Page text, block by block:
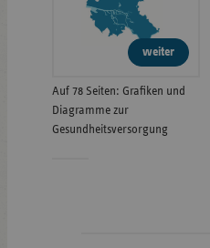
weiter
Auf 78 Seiten: Grafiken und
Diagramme zur
Gesundheitsversorgung